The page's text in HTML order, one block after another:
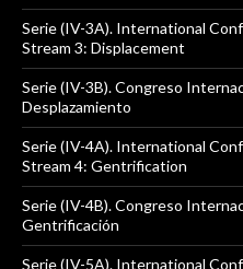
Serie (IV-3A). International
Stream 3: Displacement
Serie (IV-3B). Congreso
Desplazamiento
Serie (IV-4A). International
Stream 4: Gentrification
Serie (IV-4B). Congreso
Gentrificación
Serie (IV-5A). International